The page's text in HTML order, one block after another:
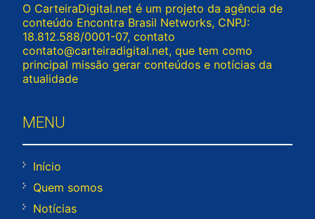
O CarteiraDigital.net é um projeto da agência de
conteúdo Encontra Brasil Networks, CNPJ:
18.812.588/0001-07, contato
contato@carteiradigital.net, que tem como
principal missão gerar conteúdos e notícias da
atualidade
MENU
Início
Quem somos
Notícias